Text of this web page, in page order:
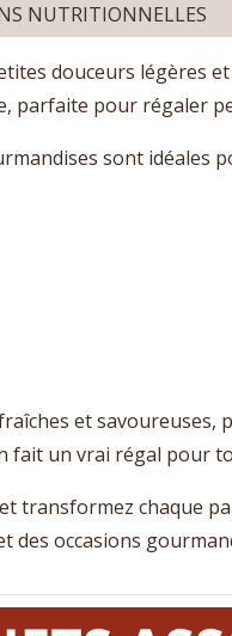
NUTRITIONNELLES
douceurs légères
parfaite pour régaler
sont idéales
et savoureuses,
fait un vrai régal pour
transformez chaque
occasions